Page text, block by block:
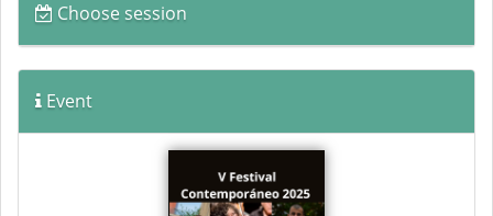
Choose session
Event